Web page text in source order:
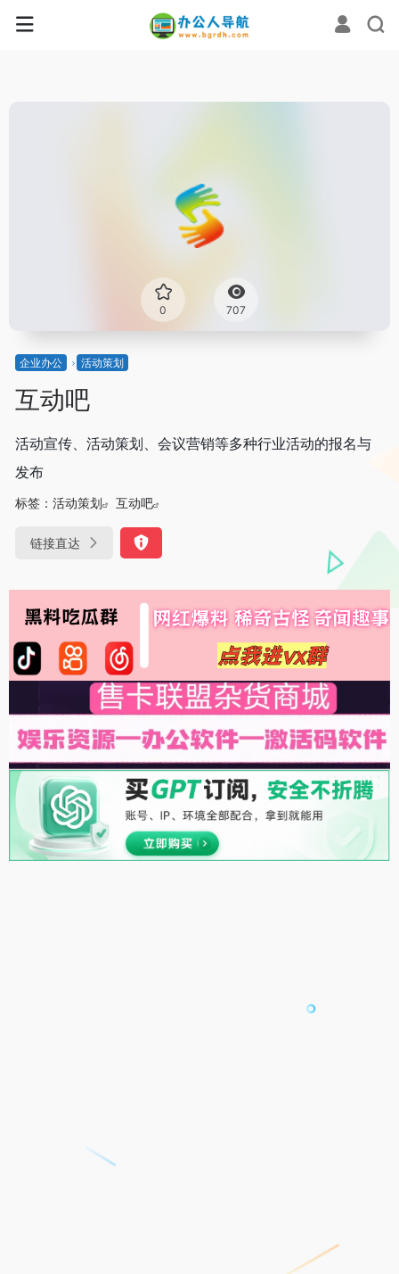
0 707
企业办公 活动策划
互动吧
活动宣传、活动策划、会议营销等多种行业活动的报名与
发布
标签： 活动策划 互动吧
链接直达